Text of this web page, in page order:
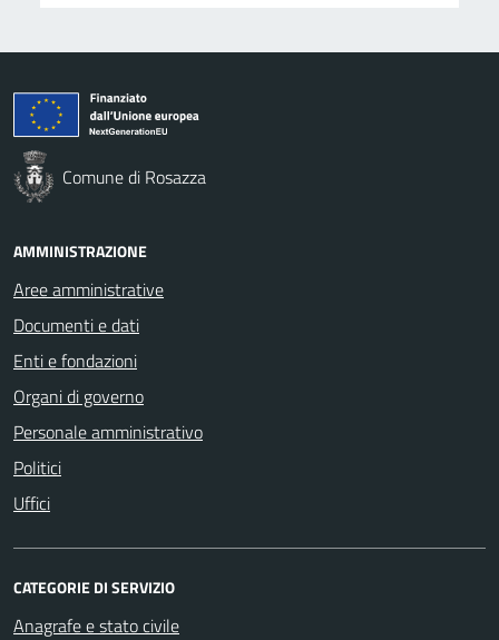
Comune di Rosazza
AMMINISTRAZIONE
Aree amministrative
Documenti e dati
Enti e fondazioni
Organi di governo
Personale amministrativo
Politici
Uffici
CATEGORIE DI SERVIZIO
Anagrafe e stato civile